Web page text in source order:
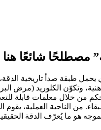
مصطلحًا شائعًا هنا
يحمل طبقة صدأ تاريخية
وتكوّن الكلوريد (مرض
من خلال معلمات قابلة
من الناحية العملية،
هو ما يُعرّف الدقة